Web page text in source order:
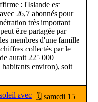
: l'Islande est
26,7 abonnés pour
très important
être partagée par
membres d'une famille
collectés par le
aurait 225 000
environ), soit
avec 🗓 samedi 15